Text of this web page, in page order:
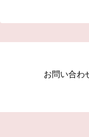
お問い合わ